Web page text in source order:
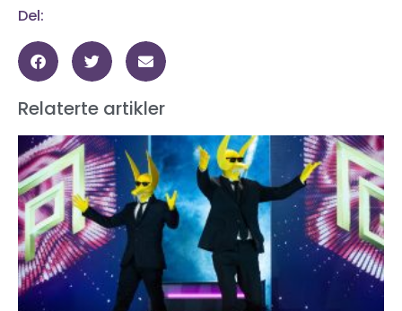
Del:
Relaterte artikler